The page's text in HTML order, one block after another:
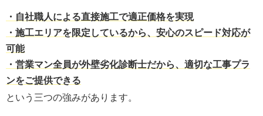
・ 自社職人による直接施工で適正価格を実現
・施工エリアを限定しているから、安心のスピード対応が
可能
・営業マン全員が外壁劣化診断士だから、適切な工事プラ
ンをご提供できる
という三つの強みがあります。